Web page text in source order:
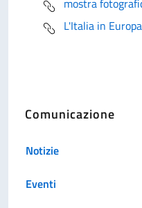
L'Italia in
Comunicazione
Notizie
Eventi